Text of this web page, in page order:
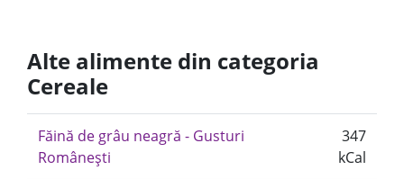
Alte alimente din categoria
Cereale
Făină de grâu neagră - Gusturi
Românești
347
kCal